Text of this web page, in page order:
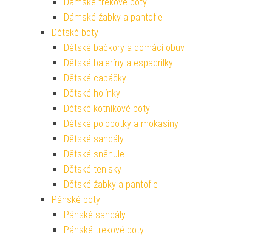
Dámské žabky a pantofle
Dětské boty
Dětské bačkory a domácí obuv
Dětské baleríny a espadrilky
Dětské capáčky
Dětské holínky
Dětské kotníkové boty
Dětské polobotky a mokasíny
Dětské sandály
Dětské sněhule
Dětské tenisky
Dětské žabky a pantofle
Pánské boty
Pánské sandály
Pánské trekové boty